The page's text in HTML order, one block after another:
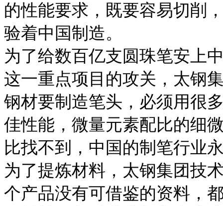
的性能要求，既要容易切削
验着中国制造。
为了给数百亿支圆珠笔安上
这一重点项目的攻关，太钢
钢材要制造笔头，必须用很
佳性能，微量元素配比的细
比找不到，中国的制笔行业
为了提炼材料，太钢集团技
个产品没有可借鉴的资料，